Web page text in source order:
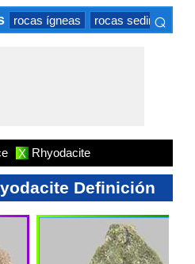
rocas ígneas rocas ⌕
X Rhyodacite
Definición